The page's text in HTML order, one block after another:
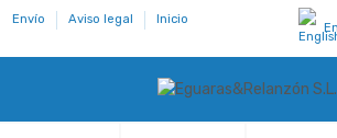
Envío Aviso legal Inicio